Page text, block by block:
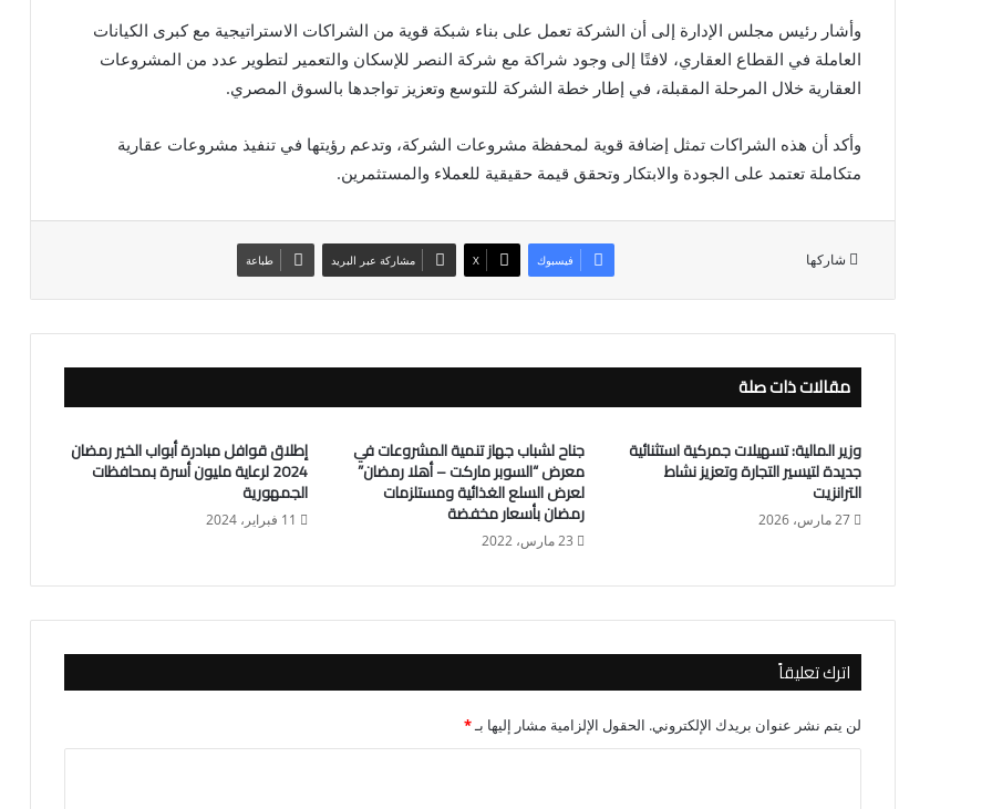
وأشار رئيس مجلس الإدارة إلى أن الشركة تعمل على بناء شبكة قوية من الشراكات الاستراتيجية مع كبرى الكيانات
العاملة في القطاع العقاري، لافتًا إلى وجود شراكة مع شركة النصر للإسكان والتعمير لتطوير عدد من المشروعات
العقارية خلال المرحلة المقبلة، في إطار خطة الشركة للتوسع وتعزيز تواجدها بالسوق المصري.
وأكد أن هذه الشراكات تمثل إضافة قوية لمحفظة مشروعات الشركة، وتدعم رؤيتها في تنفيذ مشروعات عقارية
متكاملة تعتمد على الجودة والابتكار وتحقق قيمة حقيقية للعملاء والمستثمرين.
شاركها فيسبوك X مشاركة عبر البريد طباعة
مقالات ذات صلة
وزير المالية: تسهيلات جمركية استثنائية
جديدة لتيسير التجارة وتعزيز نشاط
الترانزيت
27 مارس، 2026
جناح لشباب جهاز تنمية المشروعات في
معرض “السوبر ماركت – أهلا رمضان”
لعرض السلع الغذائية ومستلزمات
رمضان بأسعار مخفضة
23 مارس، 2022
إطلاق قوافل مبادرة أبواب الخير رمضان
2024 لرعاية مليون أسرة بمحافظات
الجمهورية
11 فبراير، 2024
اترك تعليقاً
لن يتم نشر عنوان بريدك الإلكتروني. الحقول الإلزامية مشار إليها بـ*